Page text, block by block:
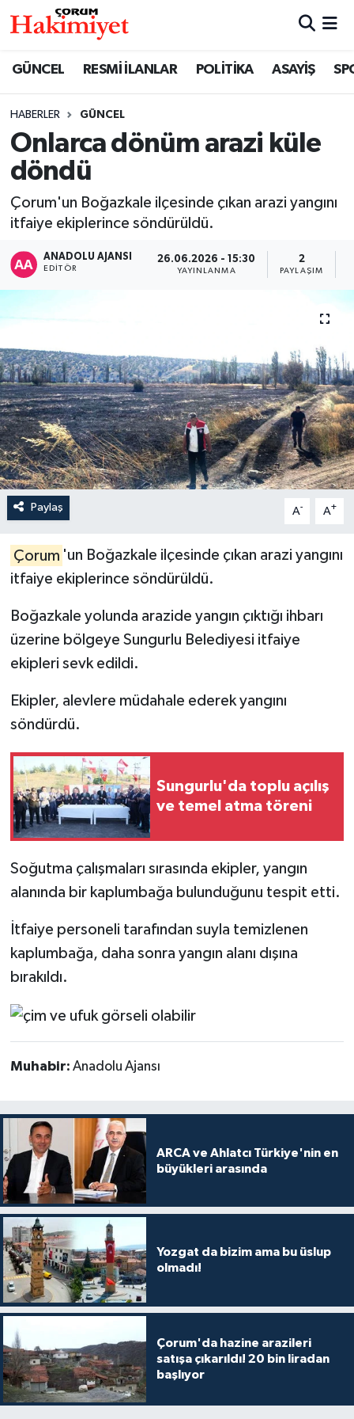
GÜNCEL RESMİ İLANLAR POLİTİKA ASAYİŞ
HABERLER GÜNCEL
Onlarca dönüm arazi küle
döndü
Çorum'un Boğazkale ilçesinde çıkan arazi yangını
itfaiye ekiplerince söndürüldü.
ANADOLU AJANSI
EDITÖR
26.06.2026 - 15:30
YAYINLANMA
2
PAYLAŞIM
Paylaş A- A+
Çorum 'un Boğazkale ilçesinde çıkan arazi yangını
itfaiye ekiplerince söndürüldü.
Boğazkale yolunda arazide yangın çıktığı ihbarı
üzerine bölgeye Sungurlu Belediyesi itfaiye
ekipleri sevk edildi.
Ekipler, alevlere müdahale ederek yangını
söndürdü.
Sungurlu'da toplu açılış
ve temel atma töreni
Soğutma çalışmaları sırasında ekipler, yangın
alanında bir kaplumbağa bulunduğunu tespit etti.
İtfaiye personeli tarafından suyla temizlenen
kaplumbağa, daha sonra yangın alanı dışına
bırakıldı.
Muhabir: Anadolu Ajansı
ARCA ve Ahlatcı Türkiye'nin en
büyükleri arasında
Yozgat da bizim ama bu üslup
olmadı!
Çorum'da hazine arazileri
satışa çıkarıldı! 20 bin liradan
başlıyor
SAĞLIK
ASAYİŞ
EKONOMİ
GÜNCEL
İLÇELER
OTOPARK
TEKNOLOJİ
Nöbetçi Eczaneler
Çorum Namaz Vakitleri
Trafik Durumu
Süper Lig Puan Durumu ve Fikstür
Tüm Manşetler